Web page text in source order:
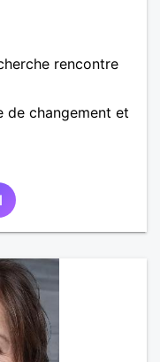
rencontre
de changement et